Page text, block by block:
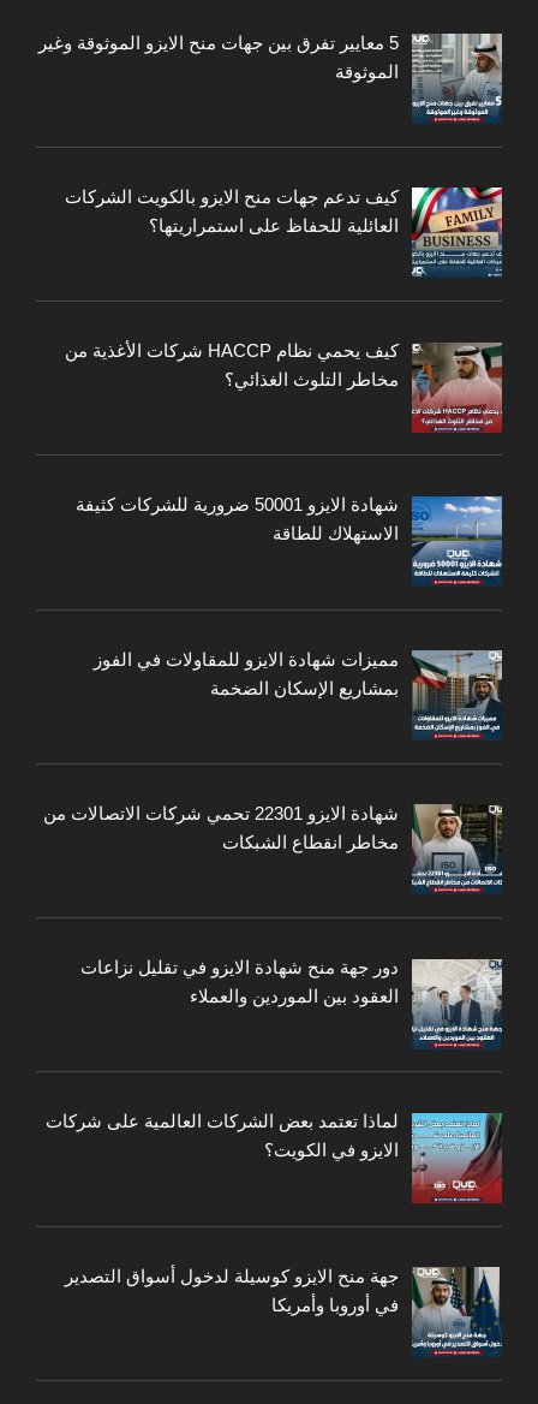
5 معايير تفرق بين جهات منح الايزو الموثوقة وغير
الموثوقة
كيف تدعم جهات منح الايزو بالكويت الشركات
العائلية للحفاظ على استمراريتها؟
كيف يحمي نظام HACCP شركات الأغذية من
مخاطر التلوث الغذائي؟
شهادة الايزو 50001 ضرورية للشركات كثيفة
الاستهلاك للطاقة
مميزات شهادة الايزو للمقاولات في الفوز
بمشاريع الإسكان الضخمة
شهادة الايزو 22301 تحمي شركات الاتصالات من
مخاطر انقطاع الشبكات
دور جهة منح شهادة الايزو في تقليل نزاعات
العقود بين الموردين والعملاء
لماذا تعتمد بعض الشركات العالمية على شركات
الايزو في الكويت؟
جهة منح الايزو كوسيلة لدخول أسواق التصدير
في أوروبا وأمريكا